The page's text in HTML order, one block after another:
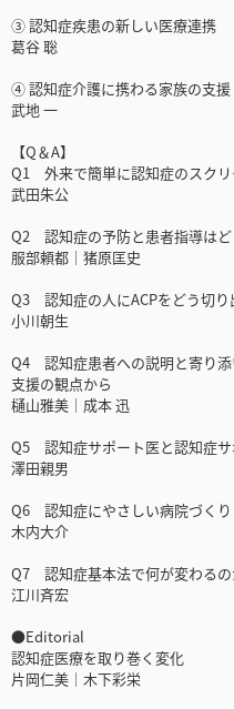
③ 認知症疾患の新しい医療連携
葛谷 聡
④ 認知症介護に携わる家族の支援
武地 一
【Q＆A】
Q1 外来で簡単に認知症のスクリ
武田朱公
Q2 認知症の予防と患者指導はど
服部頼都｜猪原匡史
Q3 認知症の人にACPをどう切り
小川朝生
Q4 認知症患者への説明と寄り
支援の観点から
樋山雅美｜成本 迅
Q5 認知症サポート医と認知症サ
澤田親男
Q6 認知症にやさしい病院づくり
木内大介
Q7 認知症基本法で何が変わるの
江川斉宏
●Editorial
認知症医療を取り巻く変化
片岡仁美｜木下彩栄